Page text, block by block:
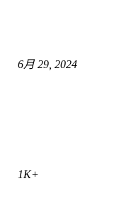
6月 29, 2024
1K+